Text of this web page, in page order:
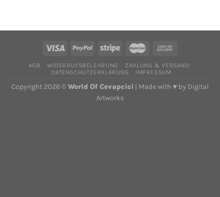
AGB WIDERRUFSBELEHRUNG
ZAHLUNG & VERSAND
DATENSCHUTZERKLÄRUNG
IMPRESSUM
Copyright 2026 ©World Of Cevapcici | Made with ♥ by Digital
Artworks